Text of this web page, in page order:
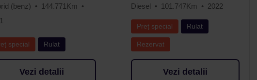
(benz)
144.771Km
special Rulat
Vezi detalii
Diesel
101.747Km 2022
Preț special Rulat
Rezervat
Vezi detalii